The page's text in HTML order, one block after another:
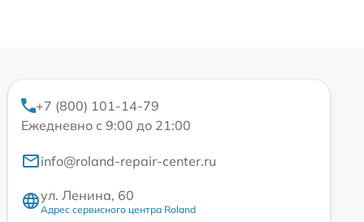
+7 (800) 101-14-79
Ежедневно с 9:00 до 21:00
info@roland-repair-center.ru
ул. Ленина, 60
Адрес сервисного центра Roland